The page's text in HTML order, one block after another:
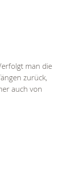
man die
zurück,
auch von